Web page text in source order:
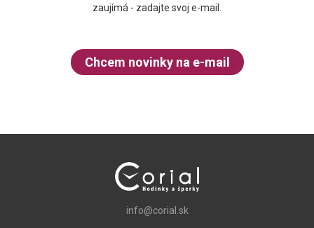
zaujímá - zadajte svoj e-mail.
Chcem novinky na e-mail
info@corial.sk